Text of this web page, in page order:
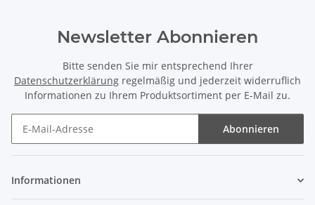
Newsletter Abonnieren
Bitte senden Sie mir entsprechend Ihrer
Datenschutzerklärung regelmäßig und jederzeit widerruflich
Informationen zu Ihrem Produktsortiment per E-Mail zu.
Abonnieren
Informationen